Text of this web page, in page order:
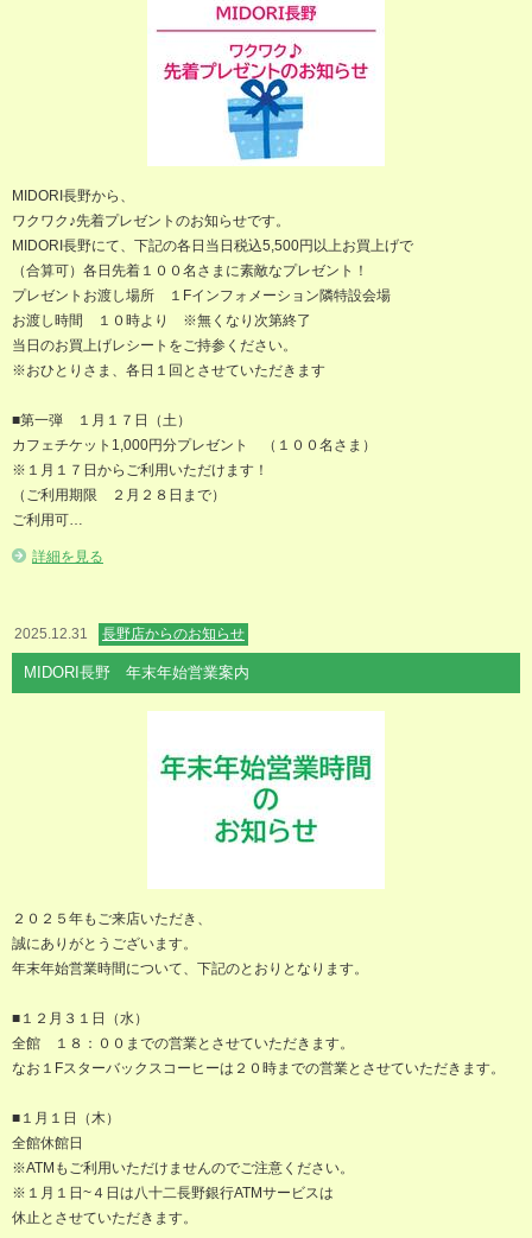
MIDORI長野から、
ワクワク♪先着プレゼントのお知らせです。
MIDORI長野にて、下記の各日当日税込5,500円以上お買上げで
（合算可）各日先着１００名さまに素敵なプレゼント！
プレゼントお渡し場所 １Fインフォメーション隣特設会場
お渡し時間 １０時より ※無くなり次第終了
当日のお買上げレシートをご持参ください。
※おひとりさま、各日１回とさせていただきます
■第一弾 １月１７日（土）
カフェチケット1,000円分プレゼント （１００名さま）
※１月１７日からご利用いただけます！
（ご利用期限 ２月２８日まで）
ご利用可…
詳細を見る
2025.12.31 長野店からのお知らせ
MIDORI長野 年末年始営業案内
２０２５年もご来店いただき、
誠にありがとうございます。
年末年始営業時間について、下記のとおりとなります。
■１２月３１日（水）
全館 １８：００までの営業とさせていただきます。
なお１Fスターバックスコーヒーは２０時までの営業とさせていただきます。
■１月１日（木）
全館休館日
※ATMもご利用いただけませんのでご注意ください。
※１月１日~４日は八十二長野銀行ATMサービスは
休止とさせていただきます。